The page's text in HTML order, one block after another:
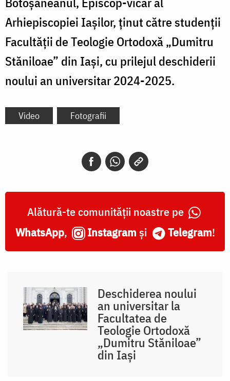
Arhiepiscopiei Iașilor, ținut către studenții
Facultății de Teologie Ortodoxă „Dumitru
Stăniloae” din Iași, cu prilejul deschiderii
noului an universitar 2024-2025.
Video Fotografii
Alătură-te comunității noastre pe
WhatsApp, Instagram și Telegram!
Deschiderea noului
an universitar la
Facultatea de
Teologie Ortodoxă
„Dumitru Stăniloae”
din Iași